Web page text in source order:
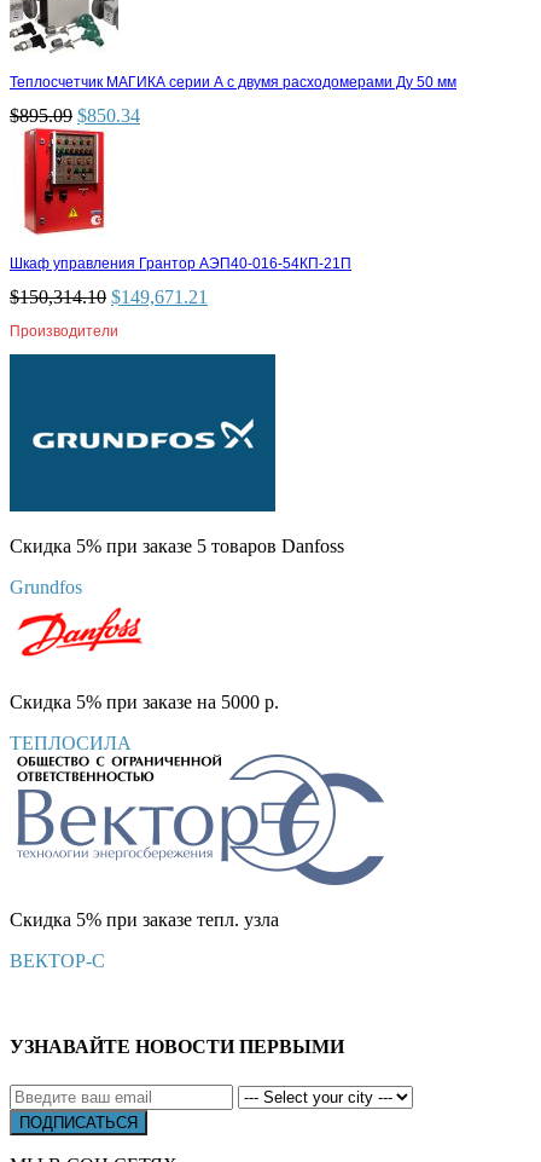
Теплосчетчик МАГИКА серии А с двумя расходомерами Ду 50 мм
$895.09 $850.34
Шкаф управления Грантор АЭП40-016-54КП-21П
$150,314.10 $149,671.21
Производители
Скидка 5% при заказе 5 товаров Danfoss
Grundfos
Скидка 5% при заказе на 5000 р.
ТЕПЛОСИЛА
Скидка 5% при заказе тепл. узла
ВЕКТОР-С
УЗНАВАЙТЕ НОВОСТИ ПЕРВЫМИ